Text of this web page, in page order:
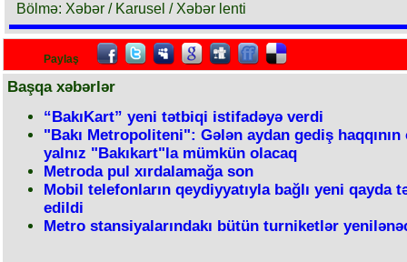
Bölmə: Xəbər / Karusel / Xəbər lenti
Paylaş
Başqa xəbərlər
“BakıKart” yeni tətbiqi istifadəyə verdi
"Bakı Metropoliteni": Gələn aydan gediş
yalnız "Bakıkart"la mümkün olacaq
Metroda pul xırdalamağa son
Mobil telefonların qeydiyyatıyla bağlı yeni qayda
edildi
Metro stansiyalarındakı bütün turniketlər